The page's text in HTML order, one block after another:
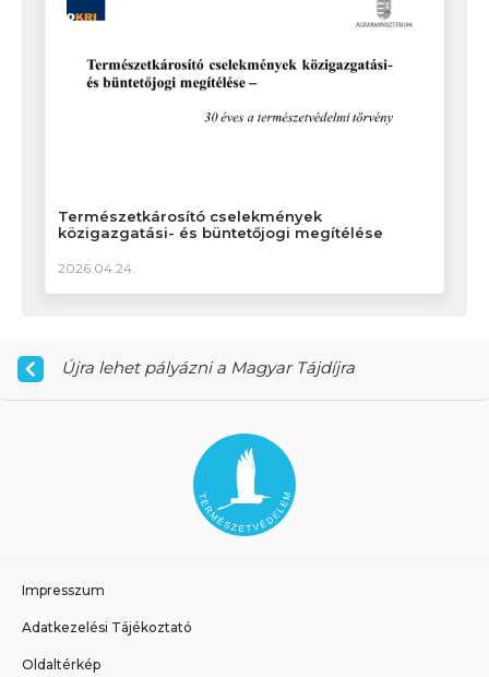
Természetkárosító cselekmények
közigazgatási- és büntetőjogi megítélése
2026.04.24.
Újra lehet pályázni a Magyar Tájdíjra
Impresszum
Adatkezelési Tájékoztató
Oldaltérkép